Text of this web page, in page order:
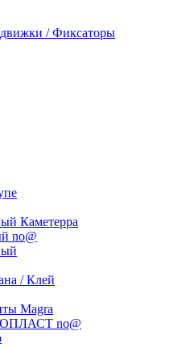
/ Фиксаторы
Каметерра
no@
/ Клей
Magra
no@